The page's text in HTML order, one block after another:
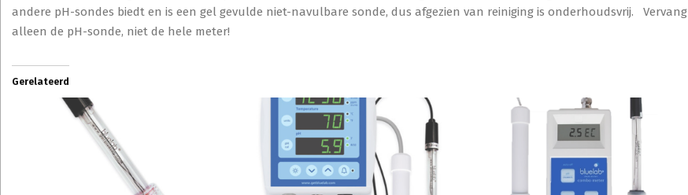
andere pH-sondes biedt en is een gel gevulde niet-navulbare sonde, dus afgezien van reiniging is onderhoudsvrij. Vervang
alleen de pH-sonde, niet de hele meter!
Gerelateerd